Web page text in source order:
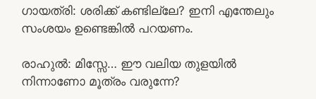
ഗായത്രി: ശരിക്ക് കണ്ടില്ലേ? ഇനി എന്തേലും
സംശയം ഉണ്ടെങ്കിൽ പറയണം.
രാഹുൽ: മിസ്സേ… ഈ വലിയ തുളയിൽ
നിന്നാണോ മൂത്രം വരുന്നേ?